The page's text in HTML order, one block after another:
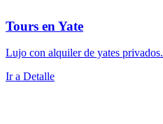
Tours en Yate
Lujo con alquiler de yates privados.
Ir a Detalle